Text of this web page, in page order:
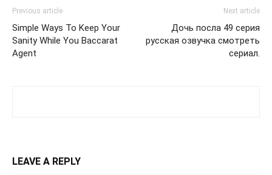
Previous article
Simple Ways To Keep Your
Sanity While You Baccarat
Agent
Next article
Дочь посла 49 серия
русская озвучка смотреть
сериал.
LEAVE A REPLY